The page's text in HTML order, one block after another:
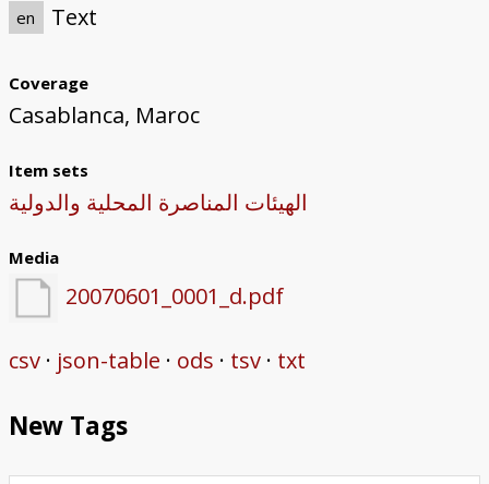
en
Text
Coverage
Casablanca, Maroc
Item sets
الهيئات المناصرة المحلية والدولية
Media
20070601_0001_d.pdf
csv json-table ods tsv txt
New Tags